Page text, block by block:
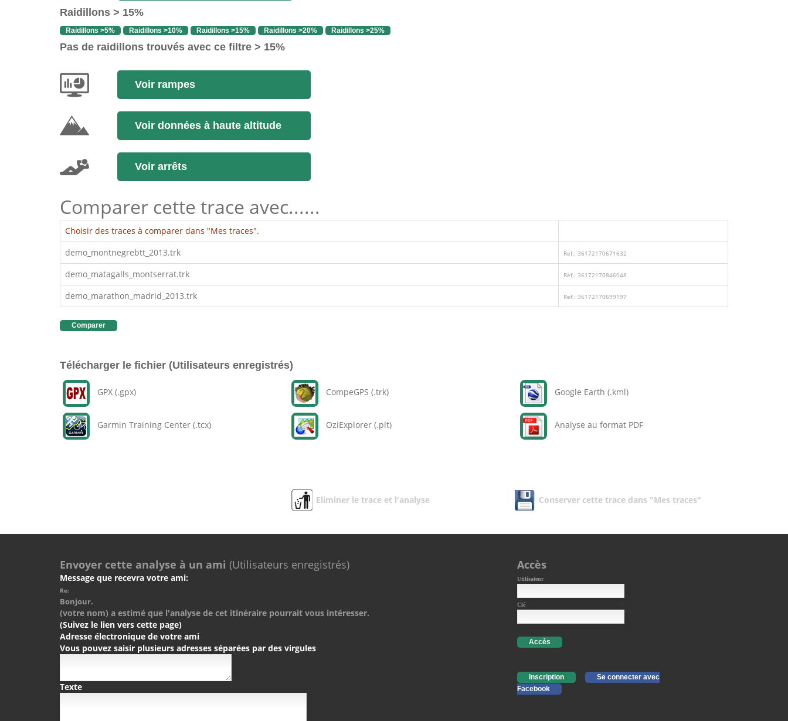
Raidillons > 15%
Raidillons >5% Raidillons >10% Raidillons >15% Raidillons >20% Raidillons >25%
Pas de raidillons trouvés avec ce filtre > 15%
Voir rampes
Voir données à haute altitude
Voir arrêts
Comparer cette trace avec......
Choisir des traces à comparer dans "Mes traces".
demo_montnegrebtt_2013.trk
Ref.: 36172170671632
demo_matagalls_montserrat.trk Ref.: 36172170846048
demo_marathon_madrid_2013.trk Ref.: 36172170699197
Comparer
Télécharger le fichier (Utilisateurs enregistrés)
GPX (.gpx)
Garmin Training Center (.tcx)
CompeGPS (.trk)
OziExplorer (.plt)
Google Earth (.kml)
Analyse au format PDF
Eliminer le trace et l'analyse Conserver cette trace dans "Mes traces"
Envoyer cette analyse à un ami (Utilisateurs enregistrés)
Message que recevra votre ami:
Re:
Bonjour.
(votre nom) a estimé que l'analyse de cet itinéraire pourrait vous intéresser.
(Suivez le lien vers cette page)
Adresse électronique de votre ami
Vous pouvez saisir plusieurs adresses séparées par des virgules
Texte
Accès
Utilisateur
Clé
Accès
Inscription
Se connecter avec
Facebook